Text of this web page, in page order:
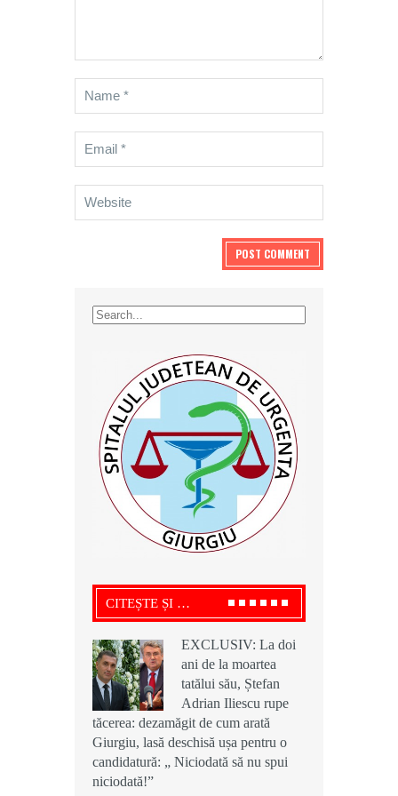
CITEȘTE ȘI …
EXCLUSIV: La doi
ani de la moartea
tatălui său, Ștefan
Adrian Iliescu rupe
tăcerea: dezamăgit de cum arată
Giurgiu, lasă deschisă ușa pentru o
candidatură: „ Niciodată să nu spui
niciodată!”
EXCLUSIV: La doi
ani de la moartea
tatălui său, Ștefan
Adrian Iliescu rupe
tăcerea: dezamăgit de cum arată
Giurgiu, lasă deschisă ușa pentru o
candidatură: „ Niciodată să nu spui
niciodată!”
EXCLUSIV: La doi
ani de la moartea
tatălui său, Ștefan
Adrian Iliescu rupe
tăcerea: dezamăgit de cum arată
Giurgiu, lasă deschisă ușa pentru o
candidatură: „ Niciodată să nu spui
niciodată!”